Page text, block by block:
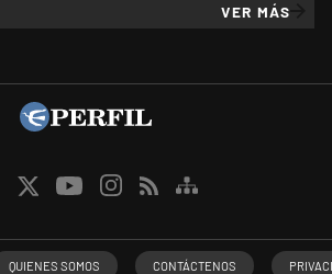
VER MÁS
QUIENES SOMOS CONTÁCTENOS